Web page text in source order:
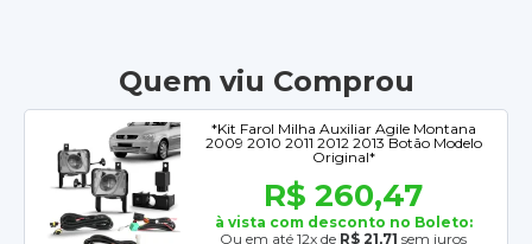
Quem viu Comprou
*Kit Farol Milha Auxiliar Agile Montana
2009 2010 2011 2012 2013 Botão Modelo
Original*
R$ 260,47
à vista com desconto no Boleto:
Ou em até 12x de R$ 21,71 sem juros